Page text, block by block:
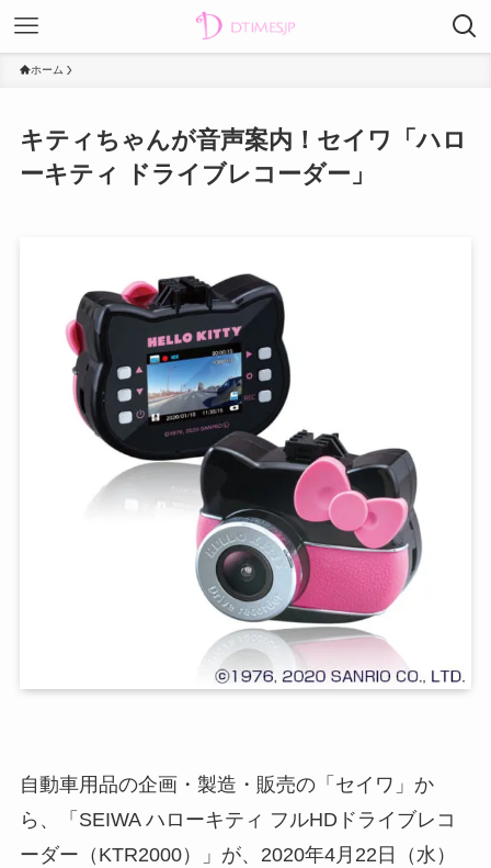
ホーム
キティちゃんが音声案内！セイワ「ハロ
ーキティ ドライブレコーダー」
自動車用品の企画・製造・販売の「セイワ」か
ら、「SEIWA ハローキティ フルHDドライブレコ
ーダー（KTR2000）」が、2020年4月22日（水）